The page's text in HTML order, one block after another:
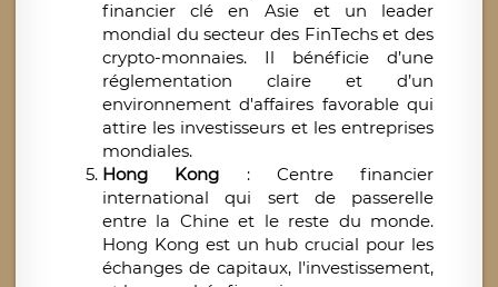
financier clé en Asie et un leader
mondial du secteur des FinTechs et des
crypto-monnaies. Il bénéficie d’une
réglementation claire et d’un
environnement d'affaires favorable qui
attire les investisseurs et les entreprises
mondiales.
Hong Kong : Centre financier
international qui sert de passerelle
entre la Chine et le reste du monde.
Hong Kong est un hub crucial pour les
échanges de capitaux, l'investissement,